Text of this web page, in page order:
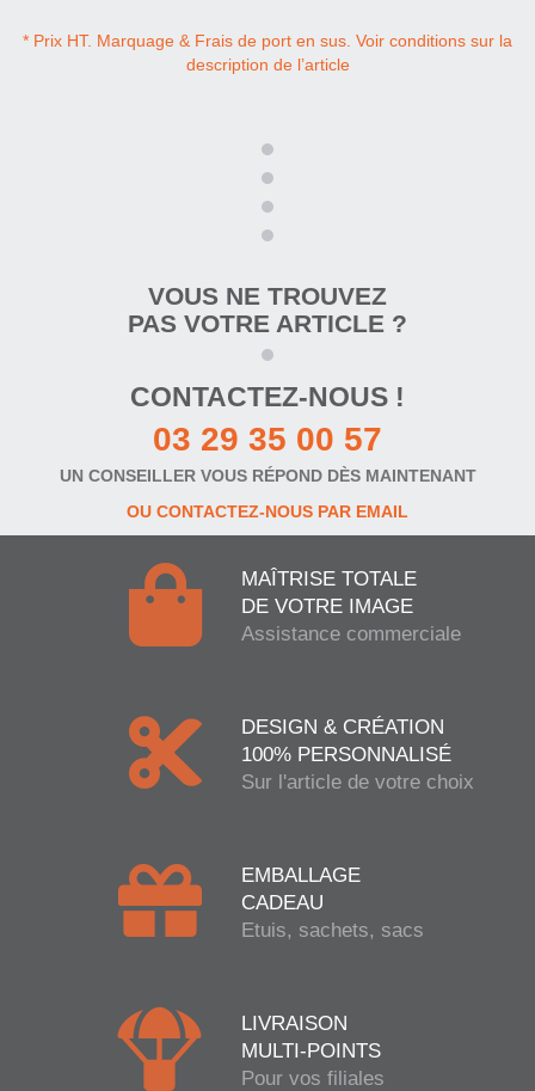
* Prix HT. Marquage & Frais de port en sus. Voir conditions sur la
description de l’article
VOUS NE TROUVEZ
PAS VOTRE ARTICLE ?
CONTACTEZ-NOUS !
03 29 35 00 57
UN CONSEILLER VOUS RÉPOND DÈS MAINTENANT
OU CONTACTEZ-NOUS PAR EMAIL
MAÎTRISE TOTALE
DE VOTRE IMAGE
Assistance commerciale
DESIGN & CRÉATION
100% PERSONNALISÉ
Sur l'article de votre choix
EMBALLAGE
CADEAU
Etuis, sachets, sacs
LIVRAISON
MULTI-POINTS
Pour vos filiales